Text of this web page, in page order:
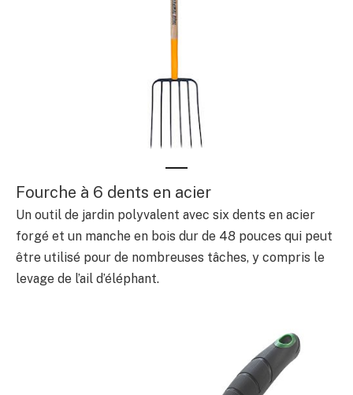
Fourche à 6 dents en acier
Un outil de jardin polyvalent avec six dents en acier
forgé et un manche en bois dur de 48 pouces qui peut
être utilisé pour de nombreuses tâches, y compris le
levage de l’ail d’éléphant.